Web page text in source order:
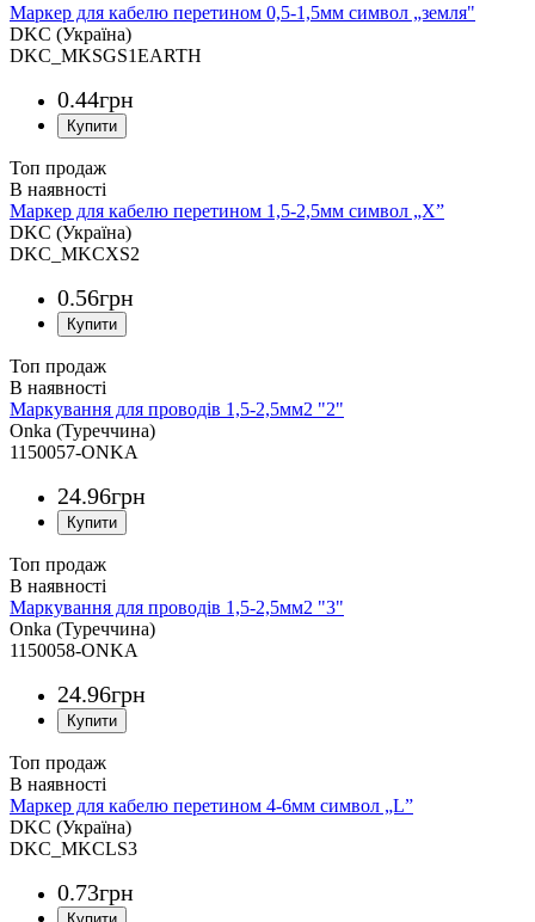
Маркер для кабелю перетином 0,5-1,5мм символ „земля"
DKC (Україна)
DKC_MKSGS1EARTH
0.44грн
Топ продаж
Маркер для кабелю перетином 1,5-2,5мм символ „X”
DKC (Україна)
DKC_MKCXS2
0.56грн
Топ продаж
Маркування для проводів 1,5-2,5мм2 "2"
Onka (Туреччина)
1150057-ONKA
24.96грн
Топ продаж
Маркування для проводів 1,5-2,5мм2 "3"
Onka (Туреччина)
1150058-ONKA
24.96грн
Топ продаж
Маркер для кабелю перетином 4-6мм символ „L”
DKC (Україна)
DKC_MKCLS3
0.73грн